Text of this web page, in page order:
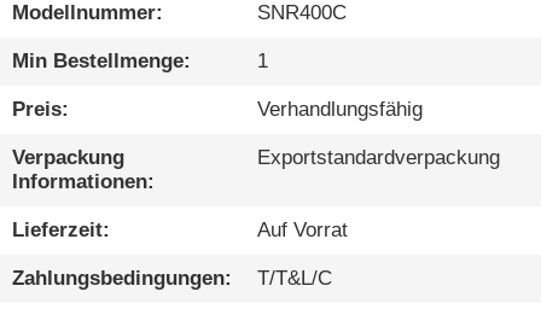
ÜBER
UNS
AUSFLUG
Modellnummer: SNR400C
Min Bestellmenge: 1
Preis: Verhandlungsfähig
Verpackung
Informationen:
Exportstandardverpackung
Lieferzeit: Auf Vorrat
Zahlungsbedingungen: T/T&L/C